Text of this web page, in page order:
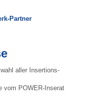
Partner
aller Insertions-
vom POWER-Inserat